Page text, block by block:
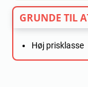
GRUNDE TIL
Høj prisklasse